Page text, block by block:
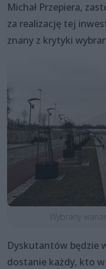
Michał Przepiera,
za realizację tej
znany z krytyki
Wybrany
Dyskutantów będzie
dostanie każdy, kto